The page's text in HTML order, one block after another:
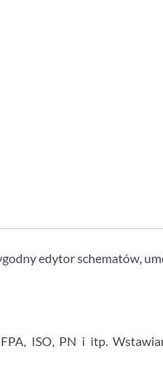
edytor schematów,
ISO, PN i itp.